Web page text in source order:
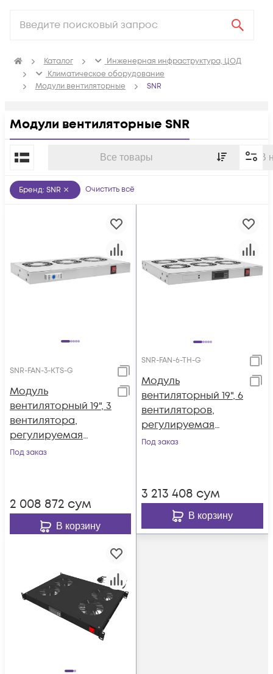
Каталог
Инженерная инфраструктура, ЦОД
Климатичeское оборудование
Модули вентиляторные
SNR
Модули вентиляторные SNR
Все товары В
По популярности
Бренд: SNR Очистить всё
SNR-FAN-3-KTS-G
Модуль
вентиляторный 19", 3
вентилятора,
регулируемая
глубина 230-415мм,
Под заказ
2 008 872 сум
В корзину
SNR-FAN-6-TH-G
Модуль
вентиляторный 19", 6
вентиляторов,
регулируемая
глубина 460-830мм,
Под заказ
3 213 408 сум
В корзину